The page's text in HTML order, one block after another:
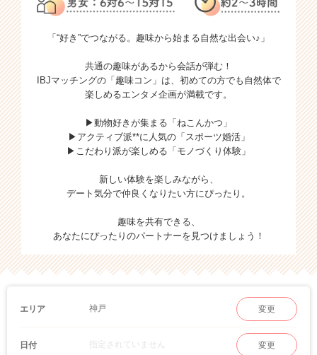
「“好き”でつながる。趣味から始まる自然な出会い♪」
共通の趣味があるから会話が弾む！
IBJマッチングの「趣味コン」は、初めての方でも自然体で
楽しめるエンタメ企画が満載です。
▶動物好きが集まる「ねこんかつ」
▶アクティブ派**に人気の「スポーツ婚活」
▶こだわり派が楽しめる「モノづくり体験」
新しい体験を楽しみながら、
デート気分で仲良くなりたい方にぴったり。
趣味を共有できる、
あなたにぴったりのパートナーを見つけましょう！
エリア 神戸 変更
日付 指定されていません 変更